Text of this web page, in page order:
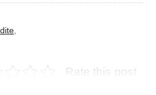
,
Rate this post